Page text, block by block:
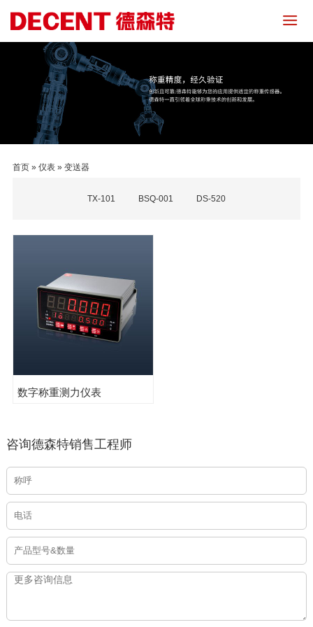
首页» 仪表» 变送器
TX-101 BSQ-001 DS-520
数字称重测力仪表
咨询德森特销售工程师
会员登录
登录